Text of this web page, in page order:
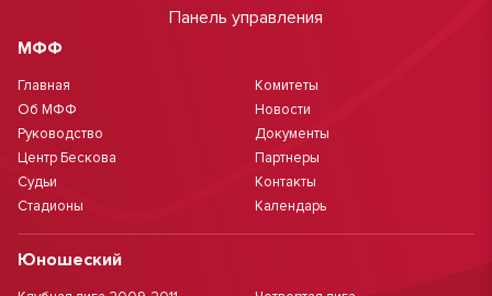
Панель управления
МФФ
Главная
Об МФФ
Руководство
Центр Бескова
Судьи
Стадионы
Комитеты
Новости
Документы
Партнеры
Контакты
Календарь
Юношеский